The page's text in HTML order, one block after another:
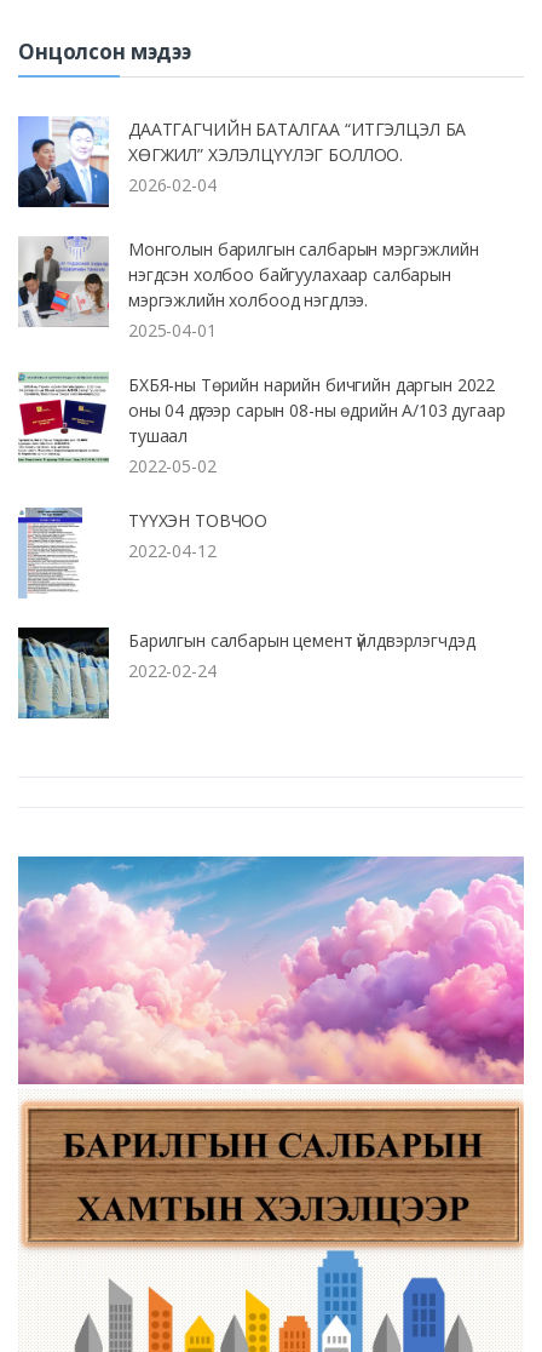
Онцолсон мэдээ
ДААТГАГЧИЙН БАТАЛГАА “ИТГЭЛЦЭЛ БА
ХӨГЖИЛ” ХЭЛЭЛЦҮҮЛЭГ БОЛЛОО.
2026-02-04
Монголын барилгын салбарын мэргэжлийн
нэгдсэн холбоо байгуулахаар салбарын
мэргэжлийн холбоод нэгдлээ.
2025-04-01
БХБЯ-ны Төрийн нарийн бичгийн даргын 2022
оны 04 дүгээр сарын 08-ны өдрийн А/103 дугаар
тушаал
2022-05-02
ТҮҮХЭН ТОВЧОО
2022-04-12
Барилгын салбарын цемент үйлдвэрлэгчдэд
2022-02-24